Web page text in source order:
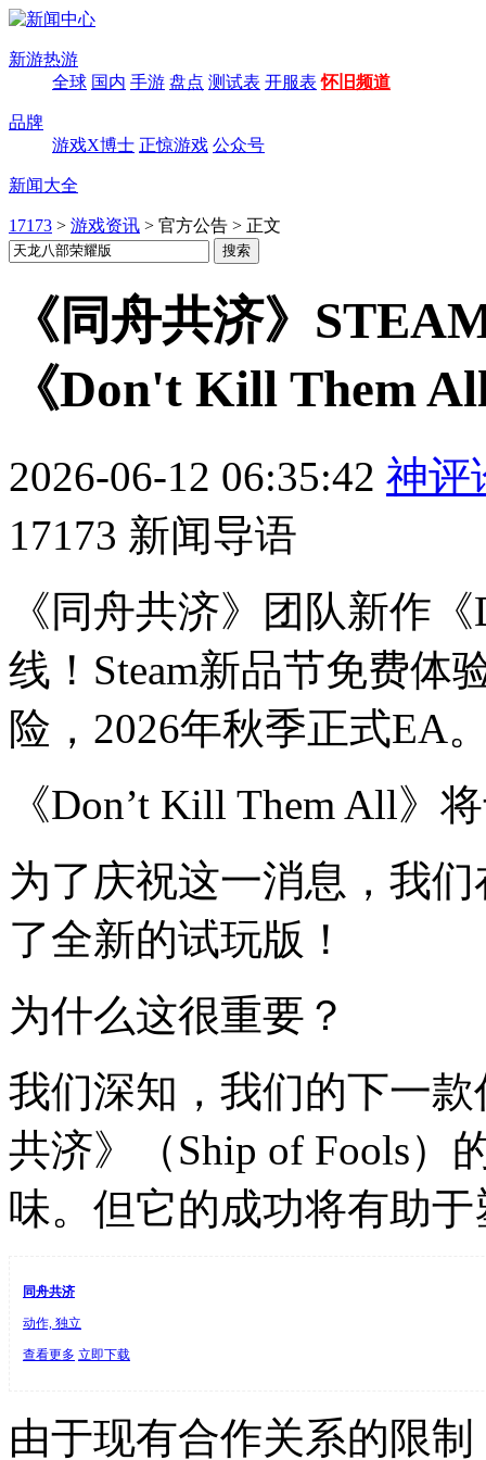
新游热游
全球 国内 手游 盘点 测试表 开服表 怀旧频道
品牌
游戏X博士 正惊游戏 公众号
新闻大全
17173 > 游戏资讯 > 官方公告 > 正文
《同舟共济》
《Don't Kill Them
2026-06-12 06:35:42 神评
17173 新闻导语
《同舟共济》团队新作
线！Steam新品节免费体
险，2026年秋季正式EA
《Don’t Kill Them All》
为了庆祝这一消息，我
了全新的试玩版！
为什么这很重要？
我们深知，我们的下一
共济》（Ship of Fools）
味。但它的成功将有助
同舟共济
动作, 独立
查看更多 立即下载
由于现有合作关系的限